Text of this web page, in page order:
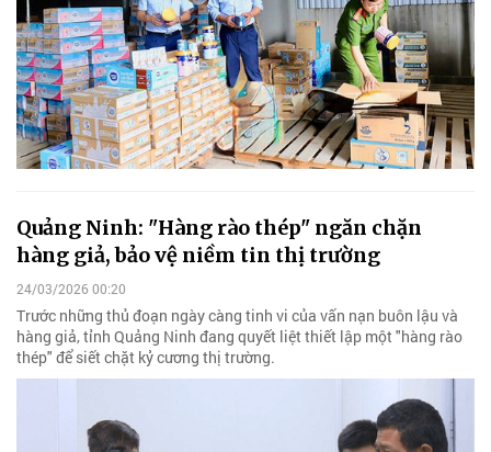
Quảng Ninh: "Hàng rào thép" ngăn chặn
hàng giả, bảo vệ niềm tin thị trường
24/03/2026 00:20
Trước những thủ đoạn ngày càng tinh vi của vấn nạn buôn lậu và
hàng giả, tỉnh Quảng Ninh đang quyết liệt thiết lập một "hàng rào
thép" để siết chặt kỷ cương thị trường.